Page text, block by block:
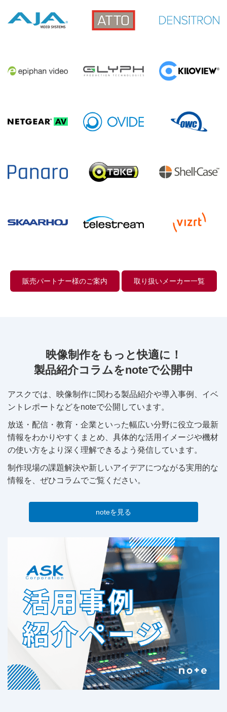
販売パートナー様のご案内 取り扱いメーカー一覧
映像制作をもっと快適に！
製品紹介コラムをnoteで公開中
アスクでは、映像制作に関わる製品紹介や導入事例、イベ
ントレポートなどをnoteで公開しています。
放送・配信・教育・企業といった幅広い分野に役立つ最新
情報をわかりやすくまとめ、具体的な活用イメージや機材
の使い方をより深く理解できるよう発信しています。
制作現場の課題解決や新しいアイデアにつながる実用的な
情報を、ぜひコラムでご覧ください。
noteを見る